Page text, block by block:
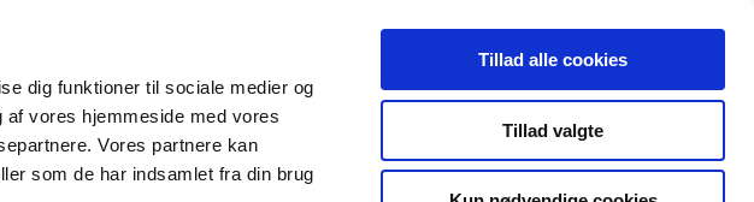
dig funktioner til sociale medier og
vores hjemmeside med vores
Vores partnere kan
som de har indsamlet fra din brug
Tillad alle cookies
Tillad valgte
Om os Kontakt Udgivelser
og salg af
Medicinsk
Særlige
produktområder